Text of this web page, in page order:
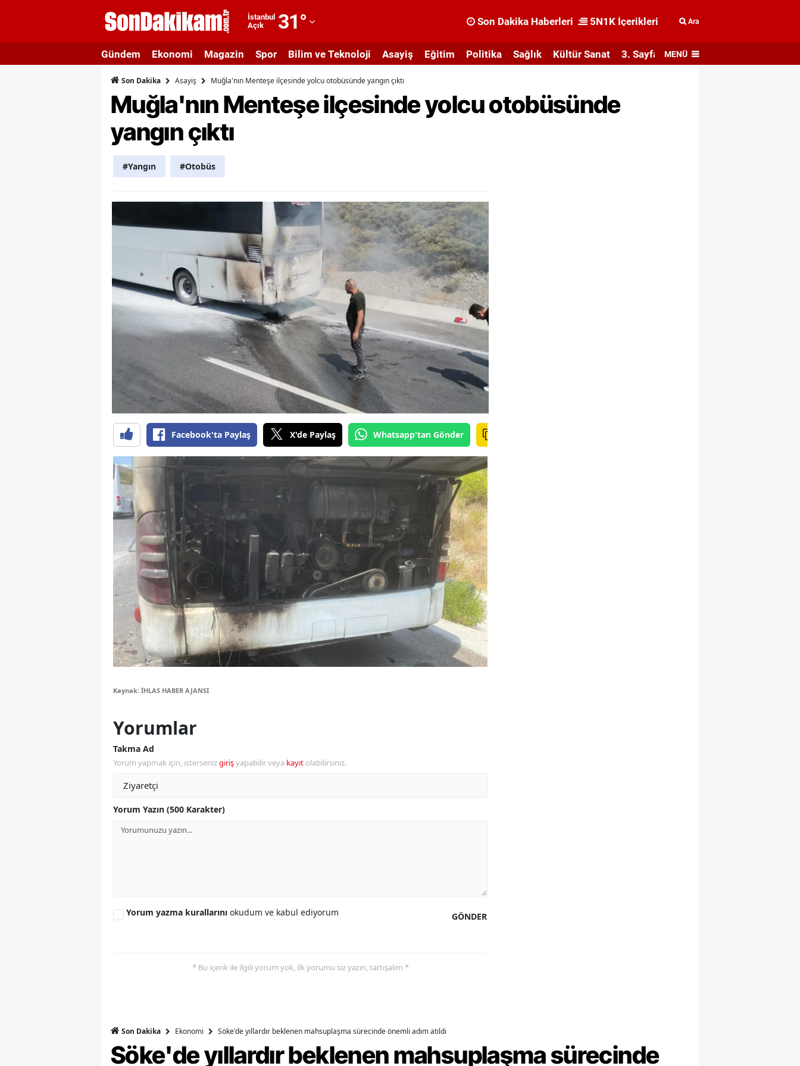
İstanbul
Açık
31°
Adıyaman
Afyonkarahisar
Ağrı
Artvin
Aydın
Balıkesir
Bilecik
Bingöl
Bitlis
Bolu
Burdur
Bursa
Çanakkale
Çankırı
Denizli
Edirne
Elazığ
Erzincan
Erzurum
Eskişehir
Gaziantep
Hatay
Kastamonu
Kırklareli
Konya
Kütahya
Son Dakika Haberleri 5N1K İçerikleri Ara
Gündem Ekonomi Magazin Spor Bilim ve Teknoloji Asayiş Eğitim Politika Sağlık Kültür Sanat 3. Sayfa MENÜ
Son Dakika Asayiş Muğla'nın Menteşe ilçesinde yolcu otobüsünde yangın çıktı
Muğla'nın Menteşe ilçesinde yolcu otobüsünde
yangın çıktı
#Yangın #Otobüs
Facebook'ta Paylaş X'de Paylaş Whatsapp'tan Gönder
Kaynak: İHLAS HABER AJANSI
Yorumlar
Takma Ad
Yorum yapmak için, istersenizgirişyapabilir veya kayıt olabilirsiniz.
Yorum Yazın (500 Karakter)
GÖNDER
Yorum yazma kurallarını okudum ve kabul ediyorum
* Bu içerik ile ilgili yorum yok, ilk yorumu siz yazın, tartışalım *
Son Dakika Ekonomi Söke'de yıllardır beklenen mahsuplaşma sürecinde önemli adım atıldı
Söke'de yıllardır beklenen mahsuplaşma sürecinde